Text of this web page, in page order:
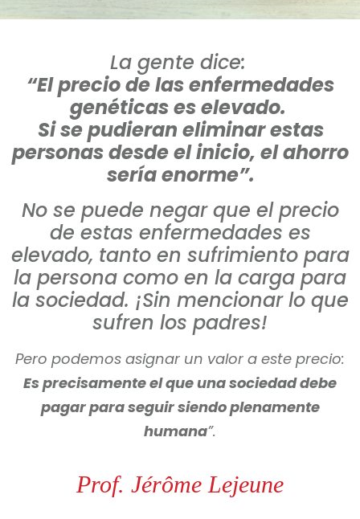
La gente dice:
“El precio de las enfermedades
genéticas es elevado.
Si se pudieran eliminar estas
personas desde el inicio, el ahorro
sería enorme”.
No se puede negar que el precio
de estas enfermedades es
elevado, tanto en sufrimiento para
la persona como en la carga para
la sociedad. ¡Sin mencionar lo que
sufren los padres!
Pero podemos asignar un valor a este precio:
Es precisamente el que una sociedad debe
pagar para seguir siendo plenamente
humana”.
Prof. Jérôme Lejeune